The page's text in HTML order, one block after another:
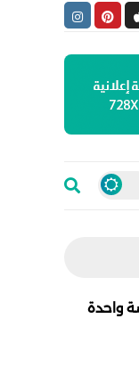
واحدة